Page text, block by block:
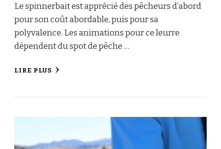
Le spinnerbait est apprécié des pêcheurs d’abord
pour son coût abordable, puis pour sa
polyvalence. Les animations pour ce leurre
dépendent du spot de pêche …
LIRE PLUS